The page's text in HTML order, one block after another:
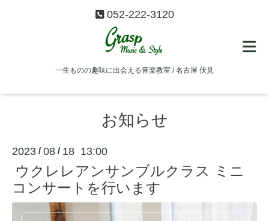
052-222-3120
一生ものの趣味に出会える音楽教室 / 名古屋 伏見
お知らせ
2023 / 08 / 18 13:00
ウクレレアンサンブルクラス ミニ
コンサートを行います